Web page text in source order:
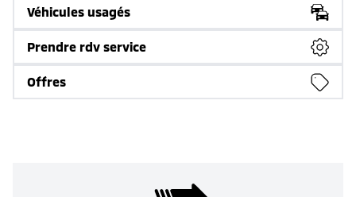
Véhicules usagés
Prendre rdv service
Offres